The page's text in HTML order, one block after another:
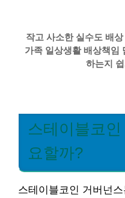
작고 사소한 실수도 배
가족 일상생활 배상책임
하는지
스테이블코
요할까?
스테이블코인 거버넌